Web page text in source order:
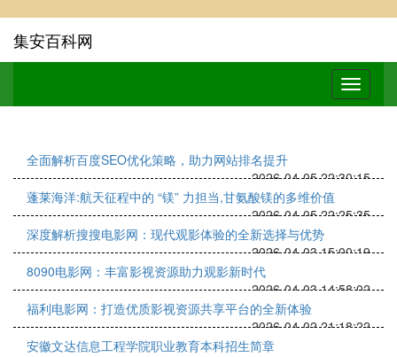
集安百科网
全面解析百度SEO优化策略，助力网站排名提升
2026-04-05 22:30:15
蓬莱海洋:航天征程中的 “镁” 力担当,甘氨酸镁的多维价值
2026-04-05 22:25:35
深度解析搜搜电影网：现代观影体验的全新选择与优势
2026-04-03 15:00:19
8090电影网：丰富影视资源助力观影新时代
2026-04-03 14:58:02
福利电影网：打造优质影视资源共享平台的全新体验
2026-04-02 21:18:22
安徽文达信息工程学院职业教育本科招生简章